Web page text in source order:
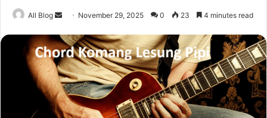
All Blog
Send
email
November 29, 2025 0 23 4 minutes read